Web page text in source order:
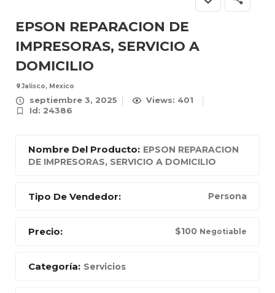
EPSON REPARACION DE
IMPRESORAS, SERVICIO A
DOMICILIO
Jalisco, Mexico
septiembre 3, 2025
Views: 401
Id: 24386
Nombre Del Producto: EPSON REPARACION
DE IMPRESORAS, SERVICIO A DOMICILIO
Tipo De Vendedor: Persona
Precio: $100 Negotiable
Categoría: Servicios